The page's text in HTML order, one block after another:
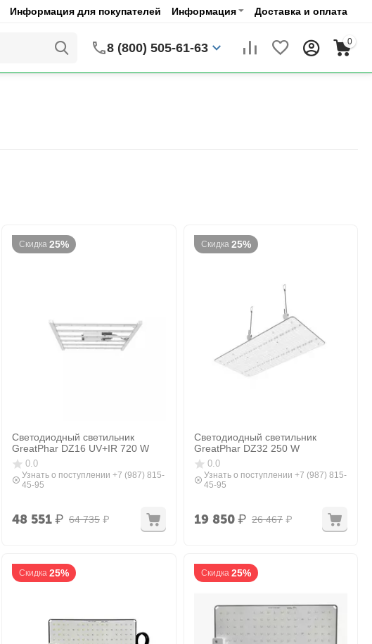
Информация для покупателей Информация Доставка и оплата
8 (800) 505-61-63 0
Скидка 25%
Светодиодный светильник
GreatPhar DZ16 UV+IR 720 W
0.0
Узнать о поступлении +7 (987) 815-
45-95
64 735 ₽
48 551₽
Скидка 25%
Светодиодный светильник
GreatPhar DZ32 250 W
0.0
Узнать о поступлении +7 (987) 815-
45-95
26 467 ₽
19 850 ₽
Скидка 25% Скидка 25%